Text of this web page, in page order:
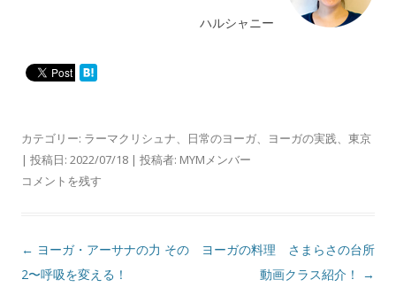
ハルシャニー
カテゴリー: ラーマクリシュナ、 日常のヨーガ、 ヨーガの実践、 東京
| 投稿日: 2022/07/18 | 投稿者: MYMメンバー
コメントを残す
投
稿
← ヨーガ・アーサナの力 その
2〜呼吸を変える！
ヨーガの料理 さまらさの台所
動画クラス紹介！
→